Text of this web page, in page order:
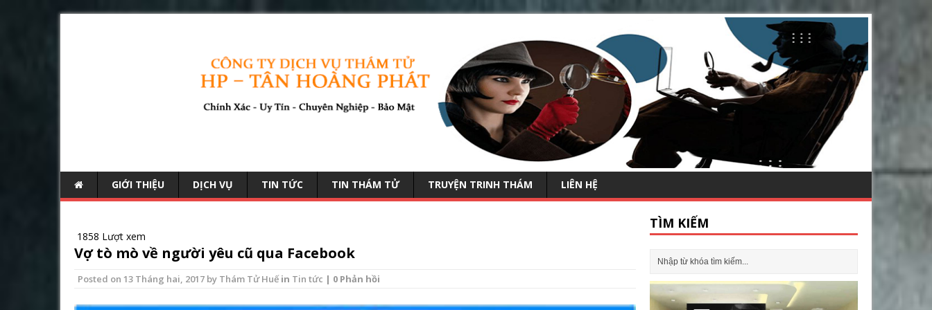
GIỚI THIỆU DỊCH VỤ TIN TỨC TIN THÁM TỬ TRUYỆN TRINH THÁM LIÊN HỆ
1858 Lượt xem
Vợ tò mò về người yêu cũ qua Facebook
Posted on 13 Tháng hai, 2017 by Thám Tử Huếin Tin tức | 0 Phản hồi
TÌM KIẾM